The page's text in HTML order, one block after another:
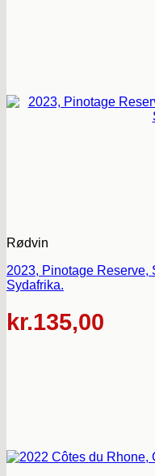
Rødvin
2023, Pinotage Reserve,
Sydafrika.
kr.135,00